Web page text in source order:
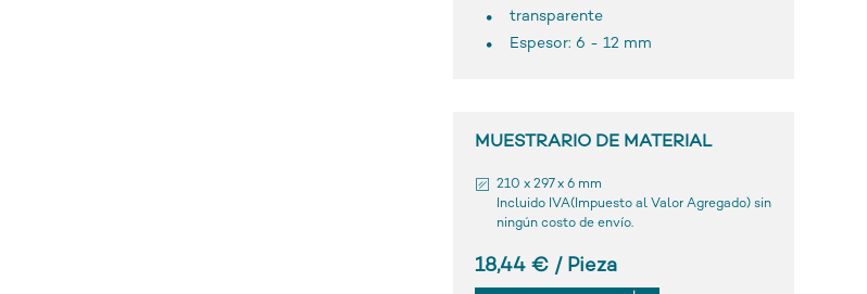
transparente
Espesor: 6 - 12 mm
MUESTRARIO DE MATERIAL
210 x 297 x 6 mm
Incluido IVA(Impuesto al Valor Agregado) sin
ningún costo de envío.
18,44 € / Pieza